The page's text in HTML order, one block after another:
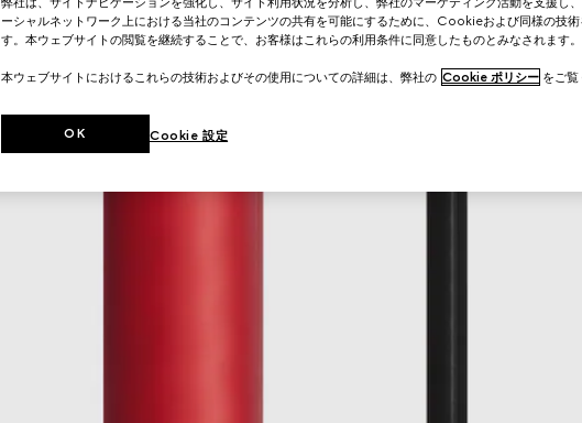
ーシャルネットワーク上における当社のコンテンツの共有を可能にするために、Cookieおよび同様の技術
す。本ウェブサイトの閲覧を継続することで、お客様はこれらの利用条件に同意したものとみなされます。
本ウェブサイトにおけるこれらの技術およびその使用についての詳細は、弊社の Cookie ポリシー をご覧
Cookie 設定
OK